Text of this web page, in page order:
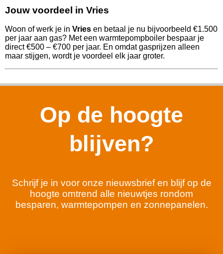
Jouw voordeel in Vries
Woon of werk je in Vries en betaal je nu bijvoorbeeld €1.500
per jaar aan gas? Met een warmtepompboiler bespaar je
direct €500 – €700 per jaar. En omdat gasprijzen alleen
maar stijgen, wordt je voordeel elk jaar groter.
Op de hoogte
blijven?
Schrijf je in voor onze nieuwsbrief en blijf op de
hoogte omtrend alle nieuwtjes rondom
besparen, warmtepompen en zonnepanelen.